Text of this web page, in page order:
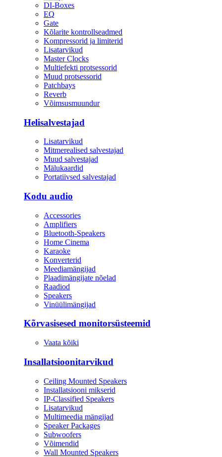
DI-Boxes
EQ
Gate
Kõlarite kontrollseadmed
Kompressorid ja limiterid
Lisatarvikud
Master Clocks
Multiefekti protsessorid
Muud protsessorid
Patchbays
Reverb
Võimsusmuundur
Helisalvestajad
Lisatarvikud
Mitmerealised salvestajad
Muud salvestajad
Mälukaardid
Portatiivsed salvestajad
Kodu audio
Accessories
Amplifiers
Bluetooth-Speakers
Home Cinema
Karaoke
Konverterid
Meediamängijad
Plaadimängijate nõelad
Raadiod
Speakers
Vinüülimängijad
Kõrvasisesed monitorsüsteemid
Vaata kõiki
Insallatsioonitarvikud
Ceiling Mounted Speakers
Installatsiooni mikserid
IP-Classified Speakers
Lisatarvikud
Multimeedia mängijad
Speaker Packages
Subwoofers
Võimendid
Wall Mounted Speakers